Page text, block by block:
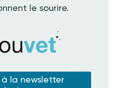
le sourire.
la newsletter